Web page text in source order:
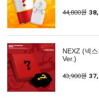
44,800원
NEXZ (넥
Ver.)
43,900원